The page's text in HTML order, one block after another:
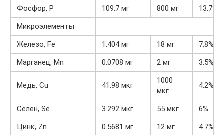
Фосфор, P 109.7 мг 800 мг
13.7%
Микроэлементы
Железо, Fe
1.404 мг 18 мг
7.8%
Марганец, Mn
0.0708 мг 2 мг 3.5%
Медь, Cu 41.98 мкг
1000
мкг
4.2%
Селен, Se 3.292 мкг 55 мкг
6%
Цинк, Zn
0.5681 мг 12 мг
4.7%